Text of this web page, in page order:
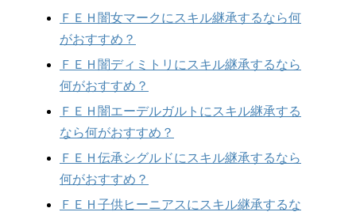
ＦＥＨ闇女マークにスキル継承するなら何
がおすすめ？
ＦＥＨ闇ディミトリにスキル継承するなら
何がおすすめ？
ＦＥＨ闇エーデルガルトにスキル継承する
なら何がおすすめ？
ＦＥＨ伝承シグルドにスキル継承するなら
何がおすすめ？
ＦＥＨ子供ヒーニアスにスキル継承するな